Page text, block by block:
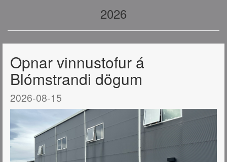
2026
Opnar vinnustofur á
Blómstrandi dögum
2026-08-15